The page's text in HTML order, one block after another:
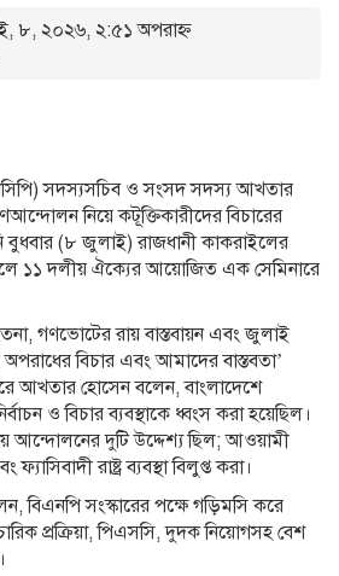
৮, ২০২৬, ২:৫১ অপরাহ্ণ
সদস্যসচিব ও সংসদ সদস্য আখতার
নিয়ে কটূক্তিকারীদের বিচারের
(৮ জুলাই) রাজধানী কাকরাইলের
১১ দলীয় ঐক্যের আয়োজিত এক সেমিনারে
গণভোটের রায় বাস্তবায়ন এবং জুলাই
বিচার এবং আমাদের বাস্তবতা’
আখতার হোসেন বলেন, বাংলাদেশে
ও বিচার ব্যবস্থাকে ধ্বংস করা হয়েছিল।
আন্দোলনের দুটি উদ্দেশ্য ছিল; আওয়ামী
রাষ্ট্র ব্যবস্থা বিলুপ্ত করা।
সংস্কারের পক্ষে গড়িমসি করে
প্রক্রিয়া, পিএসসি, দুদক নিয়োগসহ বেশ